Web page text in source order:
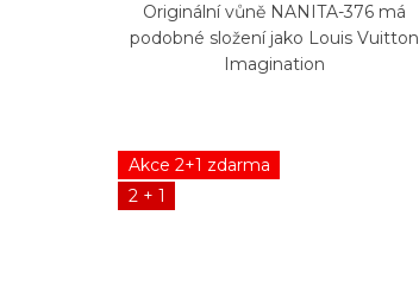
Originální vůně NANITA-376 má
podobné složení jako Louis Vuitton
Imagination
Akce 2+1 zdarma
2 + 1